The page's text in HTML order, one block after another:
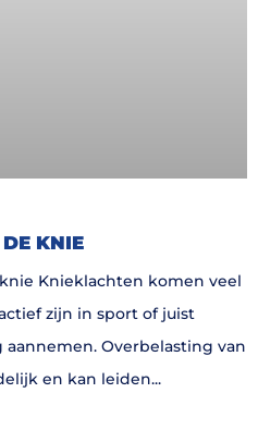
KNIE
Knieklachten komen veel
zijn in sport of juist
Overbelasting van
en kan leiden